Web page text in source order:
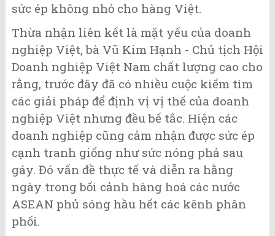
sức ép không nhỏ cho hàng Việt.
Thừa nhận liên kết là mặt yếu của doanh
nghiệp Việt, bà Vũ Kim Hạnh - Chủ tịch Hội
Doanh nghiệp Việt Nam chất lượng cao cho
rằng, trước đây đã có nhiều cuộc kiếm tìm
các giải pháp để định vị vị thế của doanh
nghiệp Việt nhưng đều bế tắc. Hiện các
doanh nghiệp cũng cảm nhận được sức ép
cạnh tranh giống như sức nóng phả sau
gáy. Đó vấn đề thực tế và diễn ra hằng
ngày trong bối cảnh hàng hoá các nước
ASEAN phủ sóng hầu hết các kênh phân
phối.